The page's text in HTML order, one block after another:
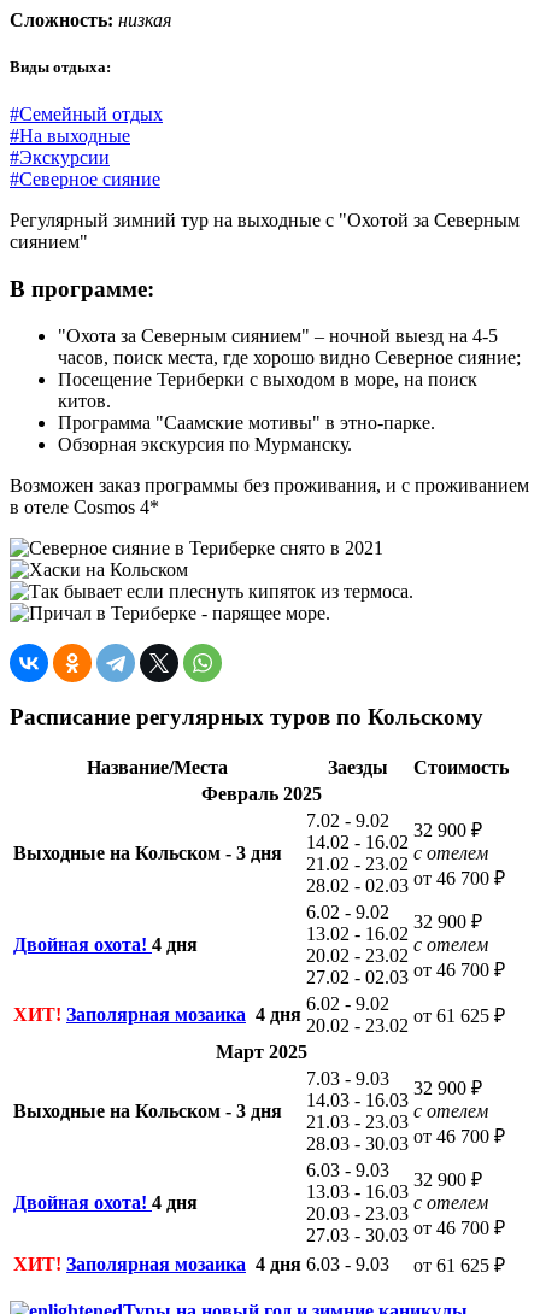
Сложность: низкая
Виды отдыха:
#Семейный отдых
#На выходные
#Экскурсии
#Северное сияние
Регулярный зимний тур на выходные с "Охотой за Северным
сиянием"
В программе:
"Охота за Северным сиянием" – ночной выезд на 4-5
часов, поиск места, где хорошо видно Северное сияние;
Посещение Териберки с выходом в море, на поиск
китов.
Программа "Саамские мотивы" в этно-парке.
Обзорная экскурсия по Мурманску.
Возможен заказ программы без проживания, и с проживанием
в отеле Cosmos 4*
Расписание регулярных туров по Кольскому
Название/Места Заезды
Стоимость
Февраль 2025
Выходные на Кольском - 3 дня
7.02 - 9.02
14.02 - 16.02
21.02 - 23.02
28.02 - 02.03
32 900 ₽
с отелем
от 46 700 ₽
Двойная охота! 4 дня
6.02 - 9.02
13.02 - 16.02
20.02 - 23.02
27.02 - 02.03
32 900 ₽
с отелем
от 46 700 ₽
ХИТ! Заполярная мозаика 4 дня
6.02 - 9.02
20.02 - 23.02 от 61 625 ₽
Март 2025
Выходные на Кольском - 3 дня
7.03 - 9.03
14.03 - 16.03
21.03 - 23.03
28.03 - 30.03
32 900 ₽
с отелем
от 46 700 ₽
Двойная охота! 4 дня
6.03 - 9.03
13.03 - 16.03
20.03 - 23.03
27.03 - 30.03
32 900 ₽
с отелем
от 46 700 ₽
ХИТ! Заполярная мозаика 4 дня 6.03 - 9.03 от 61 625 ₽